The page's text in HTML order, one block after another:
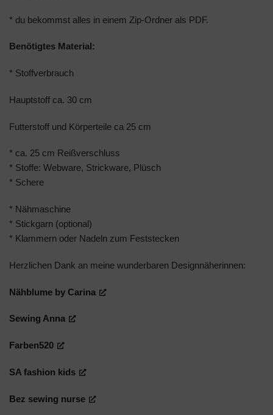
* du bekommst alles in einem Zip-Ordner als PDF.
Benötigtes Material:
* Stoffverbrauch
Hauptstoff ca. 30 cm
Futterstoff und Körperteile ca 25 cm
* ca. 25 cm Reißverschluss
* Stoffe: Webware, Strickware, Plüsch
* Schere
* Nähmaschine
* Stickgarn (optional)
* Klammern oder Nadeln zum Feststecken
Herzlichen Dank an meine wunderbaren Designnäherinnen:
Nähblume by Carina
Sewing Anna
Farben520
SA fashion kids
Bez sewing nurse